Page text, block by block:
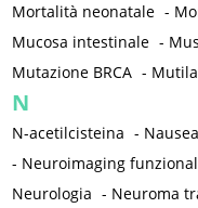
Mortalità neonatale -
Mucosa intestinale -
Mutazione BRCA -
N
N-acetilcisteina -
- Neuroimaging
Neurologia - Neuroma